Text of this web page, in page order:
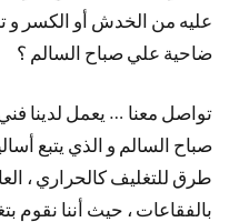
عليه من الخدش أو الكسر
ضاحية علي صباح السالم ؟
تواصل معنا … يعمل لدينا
صباح السالم و الذي يتبع
طرق للتغليف كالحراري ،
بالفقاعات ، حيث أننا نقوم